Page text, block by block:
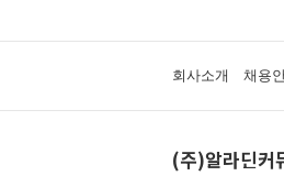
회사소개 채용
(주)알라딘커